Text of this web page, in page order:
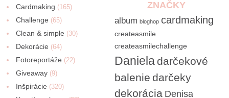
Cardmaking (165)
Challenge (65)
Clean & simple (30)
Dekorácie (64)
Fotoreportáže (22)
Giveaway (9)
Inšpirácie (320)
ZNAČKY
album bloghop cardmaking
createasmile
createasmilechallenge
Daniela darčekové
balenie darčeky
dekorácia Denisa